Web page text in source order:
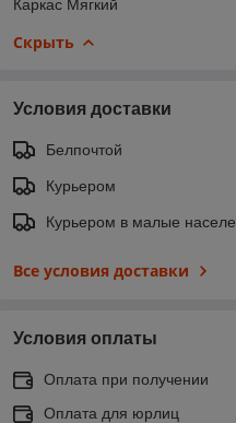
Каркас Мягкий
Скрыть
Условия доставки
Белпочтой
Курьером
Курьером в малые
Все условия доставки
Условия оплаты
Оплата при получении
Оплата для юрлиц